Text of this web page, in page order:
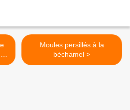
Moules persillés à la
béchamel >